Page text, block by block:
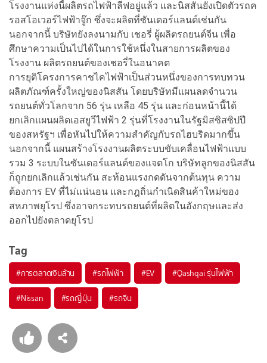
โรงงานแห่งนี้ผลิตรถไฟฟ้าลีฟอยู่แล้ว และนิสสันยังเปิดตัวรถค
รอสโอเวอร์ไฟฟ้าจู๊ก ซึ่งจะผลิตที่ซันเดอร์แลนด์เช่นกัน
นอกจากนี้ บริษัทยังลงนามกับ เชอรี่ ผู้ผลิตรถยนต์จีน เพื่อ
ศึกษาความเป็นไปได้ในการใช้หนึ่งในสายการผลิตของ
โรงงาน ผลิตรถยนต์ของเชอรี่ในอนาคต
การยุติโครงการคาชไคไฟฟ้าเป็นส่วนหนึ่งของการทบทวน
ผลิตภัณฑ์ครั้งใหญ่ของนิสสัน โดยบริษัทมีแผนลดจำนวน
รถยนต์ทั่วโลกจาก 56 รุ่น เหลือ 45 รุ่น และก่อนหน้านี้ได้
ยกเลิกแผนผลิตเอสยูวีไฟฟ้า 2 รุ่นที่โรงงานในรัฐมิสซิสซิปปี
ของสหรัฐฯ เพื่อหันไปให้ความสำคัญกับรถไฮบริดมากขึ้น
นอกจากนี้ แผนสร้างโรงงานผลิตระบบขับเคลื่อนไฟฟ้าแบบ
รวม 3 ระบบในซันเดอร์แลนด์ของแจตโก บริษัทลูกของนิสสัน
ก็ถูกยกเลิกแล้วเช่นกัน สะท้อนแรงกดดันจากต้นทุน ความ
ต้องการ EV ที่ไม่แน่นอน และกฎถิ่นกำเนิดสินค้าใหม่ของ
สหภาพยุโรป ซึ่งอาจกระทบรถยนต์ที่ผลิตในอังกฤษและส่ง
ออกไปยังตลาดยุโรป
Tag
#การตลาดเงินล้าน #รถไฟฟ้า #EV #Qashqai รุ่นไฟฟ้า
#Nissan #รถญี่ปุ่น #รถจีน